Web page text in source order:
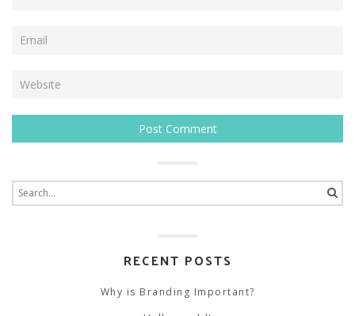
for:
RECENT POSTS
Why is Branding Important?